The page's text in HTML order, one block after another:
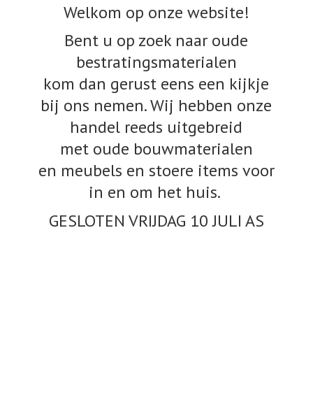
Welkom op onze website!
Bent u op zoek naar oude
bestratingsmaterialen
kom dan gerust eens een kijkje
bij ons nemen. Wij hebben onze
handel reeds uitgebreid
met oude bouwmaterialen
en meubels en stoere items voor
in en om het huis.
GESLOTEN VRIJDAG 10JULI AS